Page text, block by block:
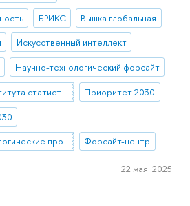
БРИКС
Вышка глобальная
Искусственный интеллект
Научно-технологический форсайт
научные семинары Института статистических исследований и экономики знаний (ИСИЭЗ)
Приоритет 2030
Стратегические технологические проекты
Форсайт-центр
22 мая 2025